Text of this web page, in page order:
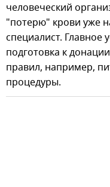
человеческий
"потерю" крови уже
специалист. Главное
подготовка к
правил, например,
процедуры.